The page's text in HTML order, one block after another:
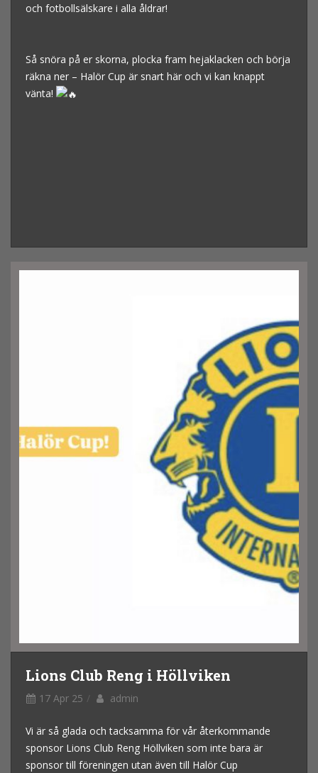
och fotbollsälskare i alla åldrar!
Så snöra på er skorna, plocka fram hejaklacken och börja
räkna ner – Halör Cup är snart här och vi kan knappt
vänta!
Lions Club Reng i Höllviken
17 Apr 25 admin
Vi är så glada och tacksamma för vår återkommande
sponsor Lions Club Reng Höllviken som inte bara är
sponsor till föreningen utan även till Halör Cup